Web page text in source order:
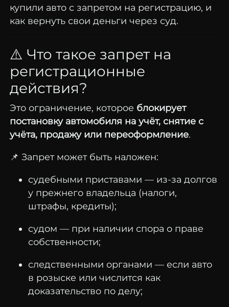
купили авто с запретом на регистрацию, и
как вернуть свои деньги через суд.
⚠️ Что такое запрет на
регистрационные
действия?
Это ограничение, которое блокирует
постановку автомобиля на учёт, снятие с
учёта, продажу или переоформление.
📌 Запрет может быть наложен:
судебными приставами — из-за долгов
у прежнего владельца (налоги,
штрафы, кредиты);
судом — при наличии спора о праве
собственности;
следственными органами — если авто
в розыске или числится как
доказательство по делу;